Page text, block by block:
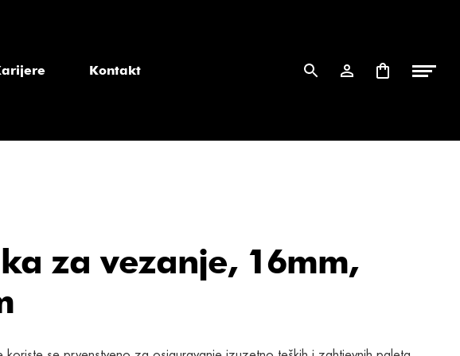
Kontakt
za vezanje, 16mm,